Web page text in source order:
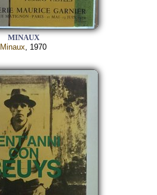
MINAUX
Minaux, 1970